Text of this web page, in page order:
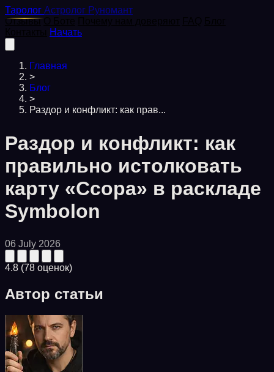
Таролог Астролог Руномант
Отзывы
Начать
Главная
>
Блог
>
Раздор и конфликт: как прав...
Раздор и конфликт: как
правильно истолковать
карту «Ссора» в раскладе
Symbolon
06 July 2026
4.8 (78 оценок)
Автор статьи